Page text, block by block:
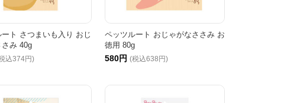
ト さつまいも入り おじ
さみ 40g
込374円)
ペッツルート おじゃがなささみ お
徳用 80g
580円 (税込638円)